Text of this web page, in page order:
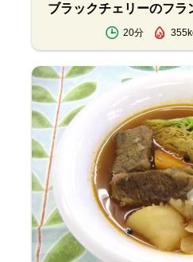
ブラックチェリーのフラ
20分